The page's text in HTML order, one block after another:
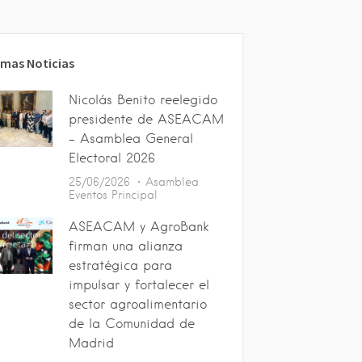
Noticias
Nicolás Benito reelegido
presidente de ASEACAM
– Asamblea General
Electoral 2026
25/06/2026
Asamblea
Eventos Principal
ASEACAM y AgroBank
firman una alianza
estratégica para
impulsar y fortalecer el
sector agroalimentario
de la Comunidad de
Madrid